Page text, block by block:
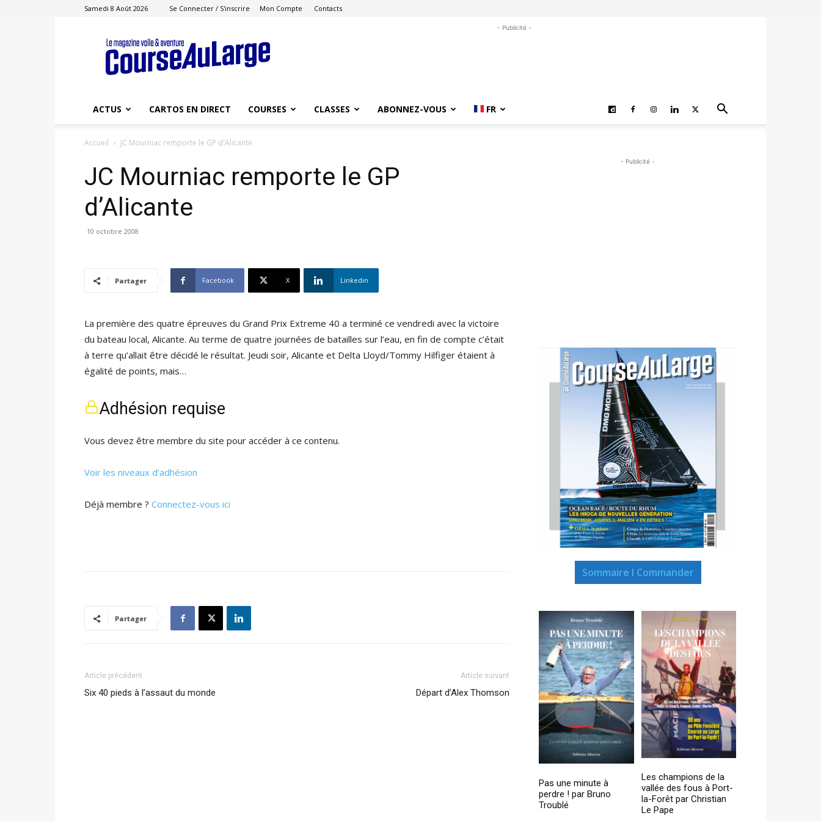
Samedi 8 Août 2026 Se Connecter / S'inscrire Mon Compte Contacts
Course
au
Large
- Publicité -
ACTUS CARTOS EN DIRECT COURSES CLASSES ABONNEZ-VOUS FR
Accueil JC Mourniac remporte le GP d'Alicante
JC Mourniac remporte le GP
d’Alicante
10 octobre 2008
Partager Facebook X Linkedin
La première des quatre épreuves du Grand Prix Extreme 40 a terminé ce vendredi avec la victoire
du bateau local, Alicante. Au terme de quatre journées de batailles sur l’eau, en fin de compte c’était
à terre qu’allait être décidé le résultat. Jeudi soir, Alicante et Delta Lloyd/Tommy Hilfiger étaient à
égalité de points, mais…
Adhésion requise
Vous devez être membre du site pour accéder à ce contenu.
Voir les niveaux d’adhésion
Déjà membre ? Connectez-vous ici
Partager
Article précédent
Six 40 pieds à l’assaut du monde
Article suivant
Départ d’Alex Thomson
- Publicité -
Sommaire I Commander
Pas une minute à
perdre ! par Bruno
Troublé
Les champions de la
vallée des fous à Port-
la-Forêt par Christian
Le Pape